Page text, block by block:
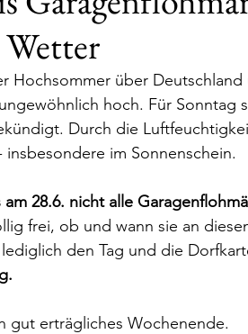
Hochsommer über
hoch. Für Sonntag
Durch die
im Sonnenschein.
28.6. nicht alle
frei, ob und wann sie an
den Tag und die
gut erträgliches Wochenende.